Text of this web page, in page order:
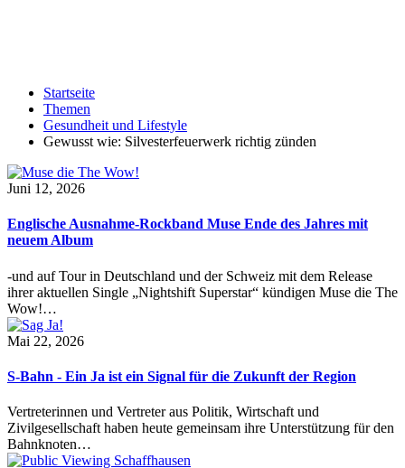
Startseite
Themen
Gesundheit und Lifestyle
Gewusst wie: Silvesterfeuerwerk richtig zünden
Juni 12, 2026
Englische Ausnahme-Rockband Muse Ende des Jahres mit
neuem Album
-und auf Tour in Deutschland und der Schweiz mit dem Release
ihrer aktuellen Single „Nightshift Superstar“ kündigen Muse die The
Wow!…
Mai 22, 2026
S-Bahn - Ein Ja ist ein Signal für die Zukunft der Region
Vertreterinnen und Vertreter aus Politik, Wirtschaft und
Zivilgesellschaft haben heute gemeinsam ihre Unterstützung für den
Bahnknoten…